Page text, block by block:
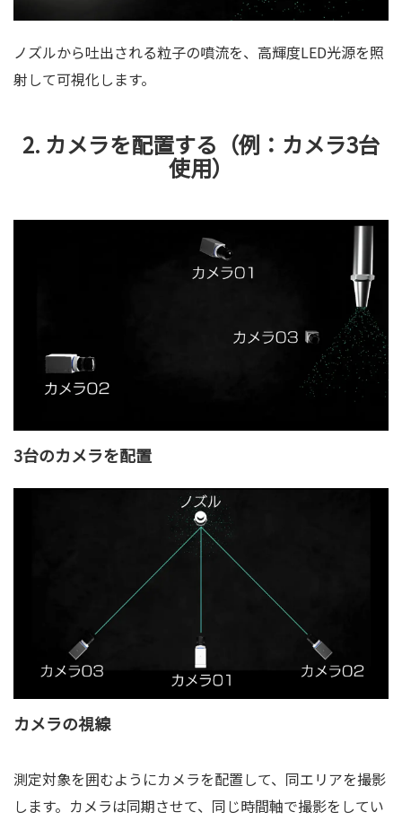
ノズルから吐出される粒子の噴流を、高輝度LED光源を照
射して可視化します。
2. カメラを配置する（例：カメラ3台
使用）
3台のカメラを配置
カメラの視線
測定対象を囲むようにカメラを配置して、同エリアを撮影
します。カメラは同期させて、同じ時間軸で撮影をしてい